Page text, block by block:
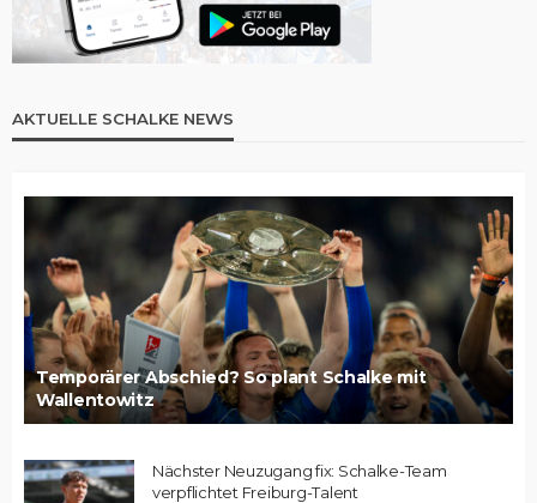
AKTUELLE SCHALKE NEWS
Temporärer Abschied? So plant Schalke mit
Wallentowitz
Nächster Neuzugang fix: Schalke-Team
verpflichtet Freiburg-Talent